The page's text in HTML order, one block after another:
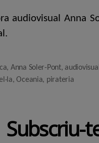
audiovisual Anna
, Anna Soler-Pont, audiovisual
,Oceania, pirateria
Subscriu-